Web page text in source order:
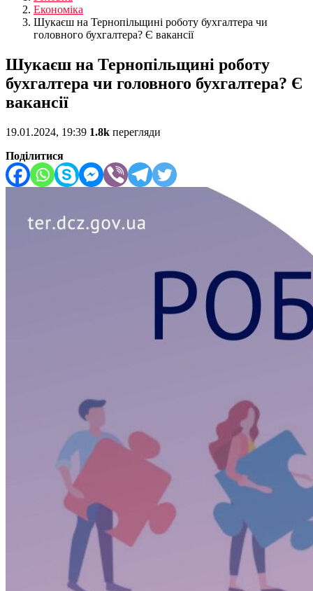
Економіка
Шукаєш на Тернопільщині роботу бухгалтера чи
головного бухгалтера? Є вакансії
Шукаєш на Тернопільщині роботу
бухгалтера чи головного бухгалтера? Є
вакансії
19.01.2024, 19:39 1.8k перегляди
Поділитися